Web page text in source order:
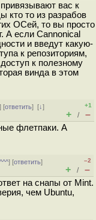
вас к
кто то из разрабов
ОСей, то вы просто
А если Cannonical
и введут какую-
к репозиториям,
к полезному
винда в этом
] [ответить][↓]
+1
+ / –
флетпаки. А
^^^] [ответить]
–2
+ / –
на снапы от Mint.
чем Ubuntu,